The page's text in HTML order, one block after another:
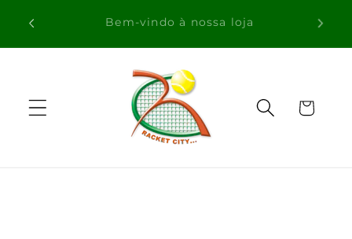
para oEnvio Gratuito para Compras Acima de
100€ para Portugal
Carrinho